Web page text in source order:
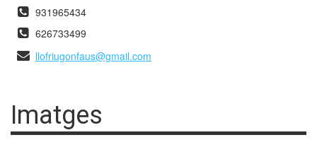
931965434
626733499
llofriugonfaus@gmail.com
Imatges